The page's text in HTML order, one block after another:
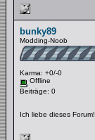
bunky89
Modding-Noob
Karma: +0/-0
Offline
Beiträge: 0
Ich liebe dieses Forum!